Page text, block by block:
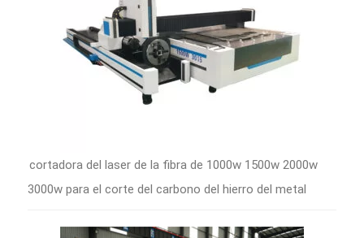
cortadora del laser de la fibra de 1000w 1500w 2000w
3000w para el corte del carbono del hierro del metal